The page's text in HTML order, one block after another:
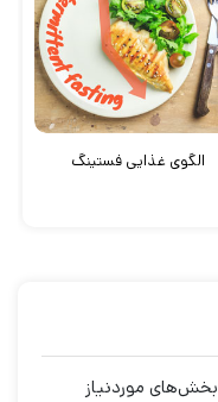
الگوی غذایی فستینگ
بخش‌های موردنیاز